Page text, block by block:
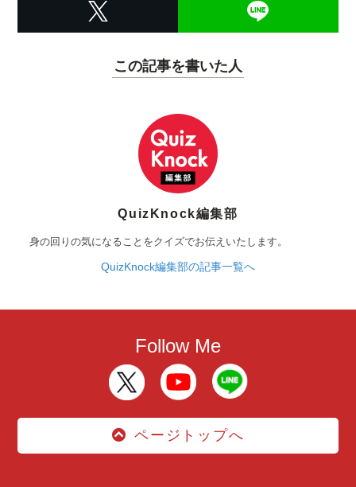
この記事を書いた人
QuizKnock編集部
身の回りの気になることをクイズでお伝えいたします。
QuizKnock編集部の記事一覧へ
Follow Me
ページトップへ